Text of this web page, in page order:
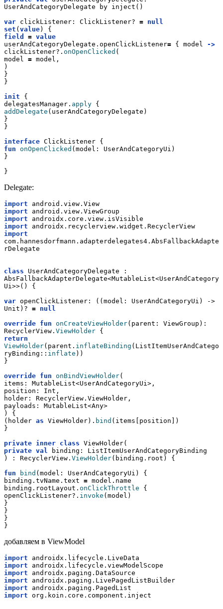
UserAndCategoryDelegate by inject()
var clickListener: ClickListener? = null
set (value) {
field
= value
userAndCategoryDelegate.openClickListener= { model ->
clickListener?. onOpenClicked (
model = model,
)
}
}
init {
delegatesManager. apply {
addDelegate (userAndCategoryDelegate)
}
}
interface ClickListener {
fun onOpenClicked (model: UserAndCategoryUi)
}
}
Delegate:
import android.view.View
import android.view.ViewGroup
import androidx.core.view.isVisible
import androidx.recyclerview.widget.RecyclerView
import
com.hannesdorfmann.adapterdelegates4.AbsFallbackAdapte
rDelegate
class UserAndCategoryDelegate :
AbsFallbackAdapterDelegate<MutableList<UserAndCategory
Ui>>() {
var openClickListener: ((model: UserAndCategoryUi) ->
Unit)? = null
override fun onCreateViewHolder(parent: ViewGroup):
RecyclerView. ViewHolder {
return
ViewHolder(parent. inflateBinding (ListItemUserAndCatego
ryBinding:: inflate ))
}
override fun onBindViewHolder(
items: MutableList<UserAndCategoryUi>,
position: Int,
holder: RecyclerView.ViewHolder,
payloads: MutableList<Any>
) {
(holder as ViewHolder). bind (items[position])
}
private inner class ViewHolder(
private val
binding: ListItemUserAndCategoryBinding
) : RecyclerView. ViewHolder(binding.root) {
fun
bind (model: UserAndCategoryUi) {
binding.tvName.text = model.name
binding.rootLayout. onClickThrottle {
openClickListener?. invoke (model)
}
}
}
}
добавляем в ViewModel
import androidx.lifecycle.LiveData
import androidx.lifecycle.viewModelScope
import androidx.paging.DataSource
import androidx.paging.LivePagedListBuilder
import androidx.paging.PagedList
import org.koin.core.component.inject